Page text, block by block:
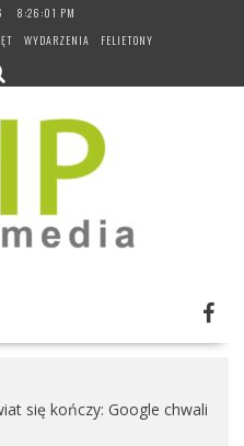
8:26:02 PM
WYDARZENIA FELIETONY
się kończy: Google chwali